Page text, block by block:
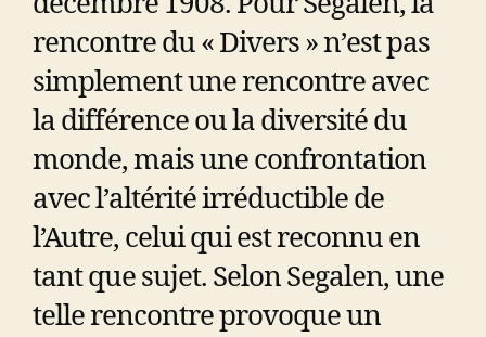
rencontre du « Divers » n’est pas
simplement une rencontre avec
la différence ou la diversité du
monde, mais une confrontation
avec l’altérité irréductible de
l’Autre, celui qui est reconnu en
tant que sujet. Selon Segalen, une
telle rencontre provoque un